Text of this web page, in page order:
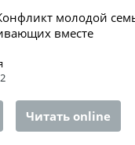
молодой
вместе
Читать online